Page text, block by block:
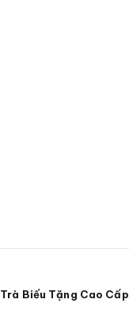
Trà Biếu Tặng Cao Cấp